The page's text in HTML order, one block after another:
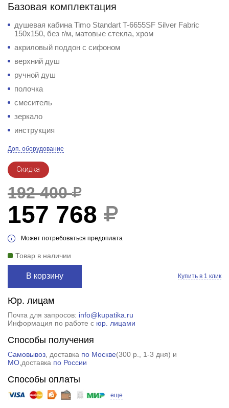
Базовая комплектация
душевая кабина Timo Standart T-6655SF Silver Fabric
150x150, без г/м, матовые стекла, хром
акриловый поддон с сифоном
верхний душ
ручной душ
полочка
смеситель
зеркало
инструкция
Доп. оборудование
Скидка
192 400
157 768
Может потребоваться предоплата
Товар в наличии
В корзину Купить в 1 клик
Юр. лицам
Почта для запросов: info@kupatika.ru
Информация по работе с юр. лицами
Способы получения
Самовывоз, доставка по Москве(300 р.
, 1-3 дня) и
МО,доставка по России
Способы оплаты
еще